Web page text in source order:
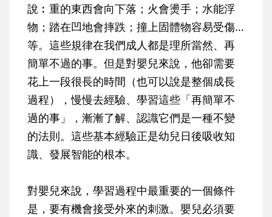
說︰重的東西會向下落；火會燙手；水能浮
物；踏在凹地會摔跌；撞上固體物容易受傷...
等。這些規律在我們成人都是理所當然、再
簡單不過的事。但是對嬰兒來說，他卻需要
花上一段很長的時間（也可以說是整個成長
過程），慢慢去經驗、學習這些「再簡單不
過的事」，漸漸了解、認識它們是一種不變
的法則。這些基本經驗正是幼兒日後吸收知
識、發展智能的根本。
對嬰兒來說，學習過程中最重要的一個條件
是，要有機會接受外來的刺激。嬰兒必須要